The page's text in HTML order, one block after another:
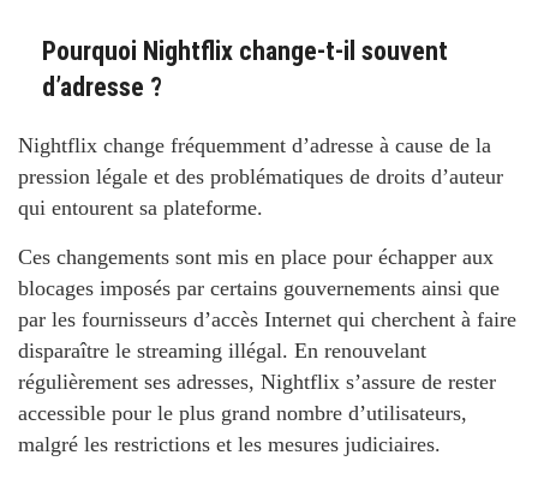
Pourquoi Nightflix change-t-il souvent
d’adresse ?
Nightflix change fréquemment d’adresse à cause de la
pression légale et des problématiques de droits d’auteur
qui entourent sa plateforme.
Ces changements sont mis en place pour échapper aux
blocages imposés par certains gouvernements ainsi que
par les fournisseurs d’accès Internet qui cherchent à faire
disparaître le streaming illégal. En renouvelant
régulièrement ses adresses, Nightflix s’assure de rester
accessible pour le plus grand nombre d’utilisateurs,
malgré les restrictions et les mesures judiciaires.